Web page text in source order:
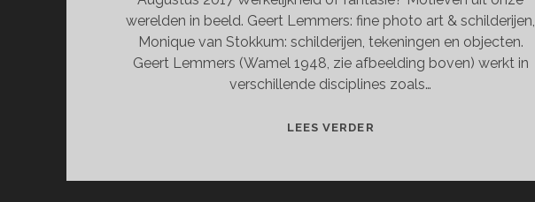
werelden in beeld. Geert Lemmers: fine photo art & schilderijen,
Monique van Stokkum: schilderijen, tekeningen en objecten.
Geert Lemmers (Wamel 1948, zie afbeelding boven) werkt in
verschillende disciplines zoals…
LEES VERDER